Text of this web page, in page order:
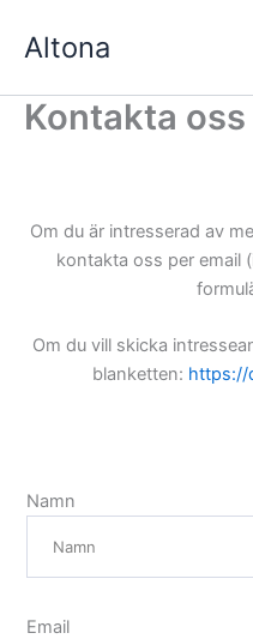
Altona
Kontakta oss
Om du är intresserad av
kontakta oss per email
Om du vill skicka
blanketten: https://
Namn
Email